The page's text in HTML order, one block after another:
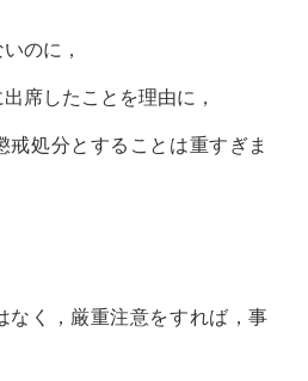
のに，
席したことを理由に，
戒処分とすることは重すぎま
なく，厳重注意をすれば，事